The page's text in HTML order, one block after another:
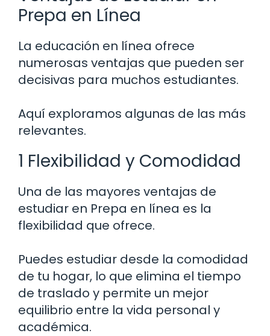
Prepa en Línea
La educación en línea ofrece
numerosas ventajas que pueden ser
decisivas para muchos estudiantes.
Aquí exploramos algunas de las más
relevantes.
1 Flexibilidad y Comodidad
Una de las mayores ventajas de
estudiar en Prepa en línea es la
flexibilidad que ofrece.
Puedes estudiar desde la comodidad
de tu hogar, lo que elimina el tiempo
de traslado y permite un mejor
equilibrio entre la vida personal y
académica.